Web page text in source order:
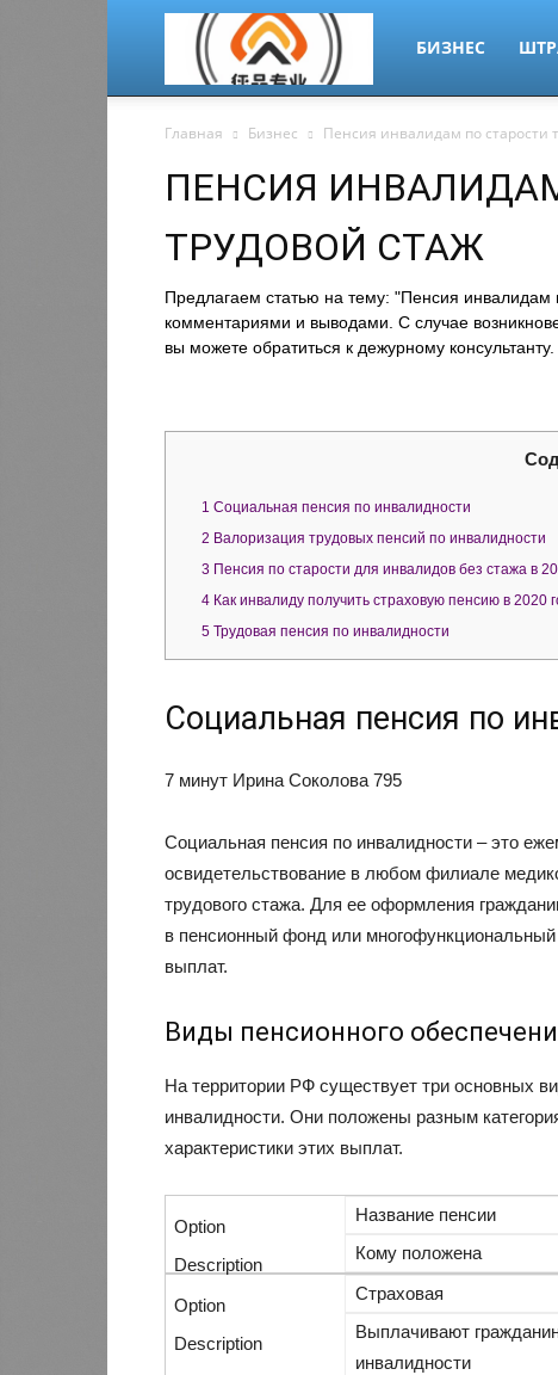
migrant-
plus.ru
БИЗНЕС
Главная Бизнес Пенсия инвалидам по старости
ПЕНСИЯ
ТРУДОВОЙ СТАЖ
Предлагаем статью на тему: "Пенсия инвалидам
комментариями и выводами. С случае
вы можете обратиться к дежурному консультанту.
1 Социальная пенсия по инвалидности
2 Валоризация трудовых пенсий по инвалидности
3 Пенсия по старости для инвалидов без стажа в
4 Как инвалиду получить страховую пенсию в 2020
5 Трудовая пенсия по инвалидности
Социальная пенсия по
7 минут Ирина Соколова 795
Социальная пенсия по инвалидности – это
освидетельствование в любом филиале
трудового стажа. Для ее оформления
в пенсионный фонд или
выплат.
Виды пенсионного
На территории РФ существует три основных
инвалидности. Они положены разным
характеристики этих выплат.
Название пенсии
Кому положена
Страховая
Выплачивают
инвалидности